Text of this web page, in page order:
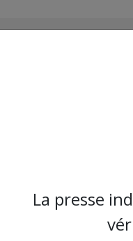
car nous pensons
une information
d’être aux ordres de
vous :
La presse